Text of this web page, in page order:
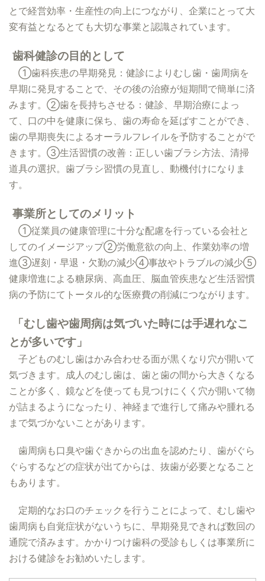
とで経営効率・生産性の向上につながり、企業にとって大
変有益となるとても大切な事業と認識されています。
歯科健診の目的として
①歯科疾患の早期発見：健診によりむし歯・歯周病を
早期に発見することで、その後の治療が短期間で簡単に済
みます。②歯を長持ちさせる：健診、早期治療によっ
て、口の中を健康に保ち、歯の寿命を延ばすことができ、
歯の早期喪失によるオーラルフレイルを予防することがで
きます。③生活習慣の改善：正しい歯ブラシ方法、清掃
道具の選択。歯ブラシ習慣の見直し、動機付けになりま
す。
事業所としてのメリット
①従業員の健康管理に十分な配慮を行っている会社と
してのイメージアップ②労働意欲の向上、作業効率の増
進③遅刻・早退・欠勤の減少④事故やトラブルの減少⑤
健康増進による糖尿病、高血圧、脳血管疾患など生活習慣
病の予防にてトータル的な医療費の削減につながります。
「むし歯や歯周病は気づいた時には手遅れなこ
とが多いです」
子どものむし歯はかみ合わせる面が黒くなり穴が開いて
気づきます。成人のむし歯は、歯と歯の間から大きくなる
ことが多く、鏡などを使っても見つけにくく穴が開いて物
が詰まるようになったり、神経まで進行して痛みや腫れる
まで気づかないことがあります。
歯周病も口臭や歯ぐきからの出血を認めたり、歯がぐら
ぐらするなどの症状が出てからは、抜歯が必要となること
もあります。
定期的なお口のチェックを行うことによって、むし歯や
歯周病も自覚症状がないうちに、早期発見できれば数回の
通院で済みます。かかりつけ歯科の受診もしくは事業所に
おける健診をお勧めいたします。